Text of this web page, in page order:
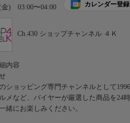
金) 03:00〜04:00 カレンダー登録
Ch.430 ショップチャンネル ４Ｋ
内容
ショッピング専門チャンネルとして
メなど、バイヤーが厳選した商品を24
緒にお楽しみください。